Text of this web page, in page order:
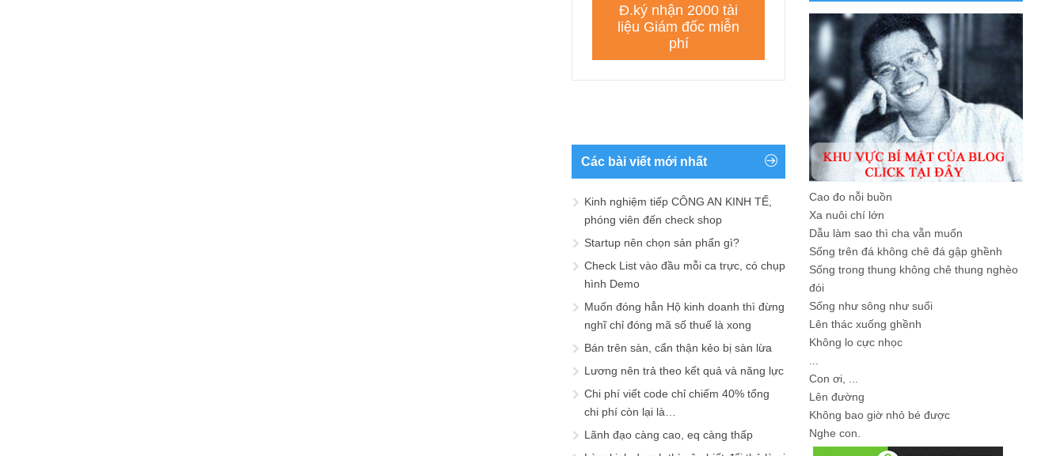
Các bài viết mới nhất
Kinh nghiệm tiếp CÔNG AN KINH TẾ,
phóng viên đến check shop
Startup nên chọn sản phẩn gì?
Check List vào đầu mỗi ca trực, có chụp
hình Demo
Muốn đóng hẳn Hộ kinh doanh thì đừng
nghĩ chỉ đóng mã số thuế là xong
Bán trên sàn, cẩn thận kẻo bị sàn lừa
Lương nên trả theo kết quả và năng lực
Chi phí viết code chỉ chiếm 40% tổng
chi phí còn lại là…
Lãnh đạo càng cao, eq càng thấp
Cao đo nỗi buồn
Xa nuôi chí lớn
Dẫu làm sao thì cha vẫn muốn
Sống trên đá không chê đá gập ghềnh
Sống trong thung không chê thung nghèo
đói
Sống như sông như suối
Lên thác xuống ghềnh
Không lo cực nhọc
Con ơi, ...
Lên đường
Không bao giờ nhỏ bé được
Nghe con.